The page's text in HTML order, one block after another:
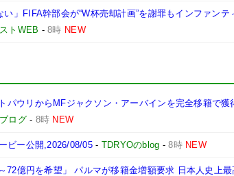
い」FIFA幹部会が“W杯売却計画”を謝罪もインファン
トWEB -8時 NEW
パウリからMFジャクソン・アーバインを完全移籍で
ログ- 8時 NEW
ビー公開,2026/08/05 - TDRYOのblog -8時 NEW
72億円を希望」 パルマが移籍金増額要求 日本人史上最